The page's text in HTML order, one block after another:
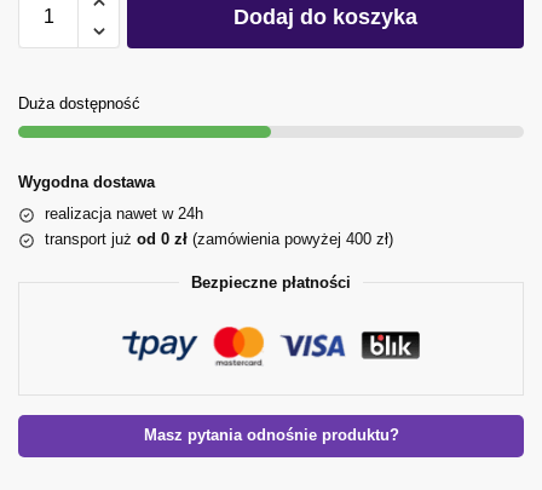
Dodaj do koszyka
Duża dostępność
Wygodna dostawa
realizacja nawet w 24h
transport już od 0 zł (zamówienia powyżej 400 zł)
Bezpieczne płatności
Masz pytania odnośnie produktu?